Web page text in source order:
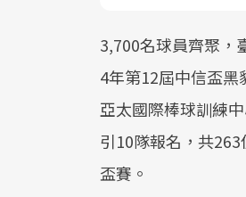
3,700名球員齊聚，
4年第12屆中信盃
亞太國際棒球訓練
引10隊報名，共
盃賽。